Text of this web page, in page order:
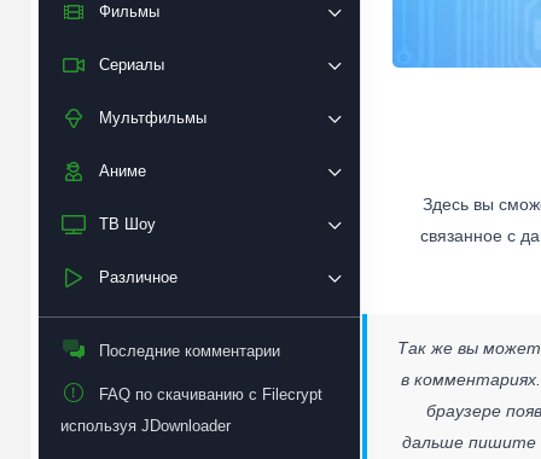
Фильмы
Сериалы
Мультфильмы
Аниме
ТВ Шоу
Различное
Последние комментарии
FAQ по скачиванию с Filecrypt
используя JDownloader
Здесь вы
связанное с
Так же вы
в
браузере
дальше пишите